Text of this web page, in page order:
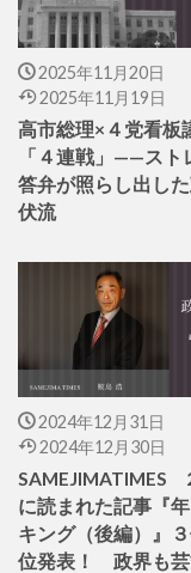
2025年11月20日
2025年11月19日
高市総理×４党看板
「４連戦」——スト
答弁が照らし出し
伏流
2024年12月31日
2024年12月30日
SAMEJIMATIMES
に読まれた記事『
キング（後編）』
位発表！ 政界も芸